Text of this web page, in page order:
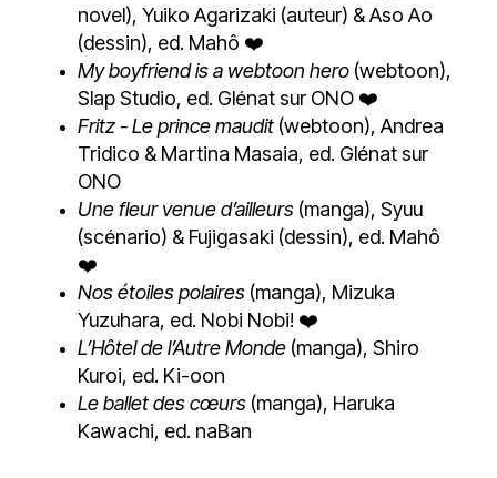
novel), Yuiko Agarizaki (auteur) & Aso Ao
(dessin), ed. Mahô ❤️
My boyfriend is a webtoon hero (webtoon),
Slap Studio, ed. Glénat sur ONO ❤️
Fritz - Le prince maudit (webtoon), Andrea
Tridico & Martina Masaia, ed. Glénat sur
ONO
Une fleur venue d’ailleurs (manga), Syuu
(scénario) & Fujigasaki (dessin), ed. Mahô
❤️
Nos étoiles polaires (manga), Mizuka
Yuzuhara, ed. Nobi Nobi! ❤️
L’Hôtel de l’Autre Monde (manga), Shiro
Kuroi, ed. Ki-oon
Le ballet des cœurs (manga), Haruka
Kawachi, ed. naBan